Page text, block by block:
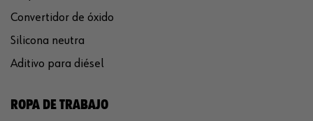
Convertidor de óxido
Silicona neutra
Aditivo para diésel
ROPA DE TRABAJO